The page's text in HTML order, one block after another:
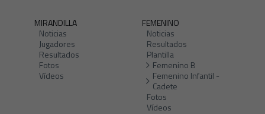
MIRANDILLA
Noticias
Jugadores
Resultados
Fotos
Vídeos
FEMENINO
Noticias
Resultados
Plantilla
Femenino B
Femenino Infantil -
Cadete
Fotos
Vídeos